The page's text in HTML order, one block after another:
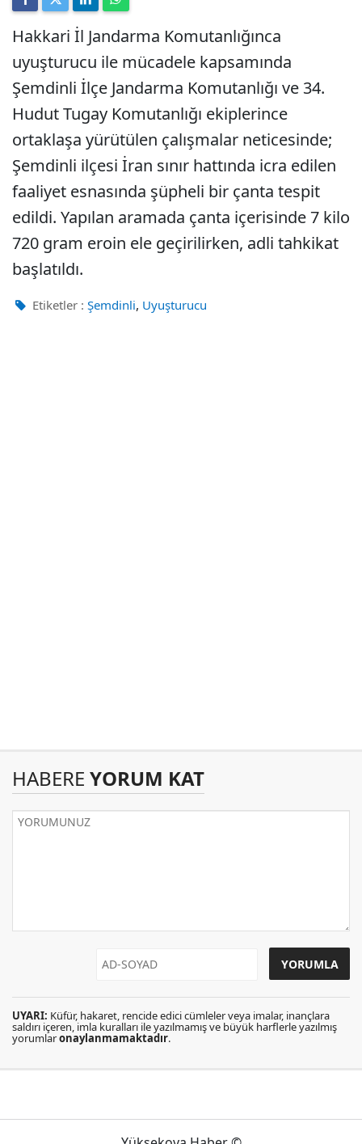
Hakkari İl Jandarma Komutanlığınca
uyuşturucu ile mücadele kapsamında
Şemdinli İlçe Jandarma Komutanlığı ve 34.
Hudut Tugay Komutanlığı ekiplerince
ortaklaşa yürütülen çalışmalar neticesinde;
Şemdinli ilçesi İran sınır hattında icra edilen
faaliyet esnasında şüpheli bir çanta tespit
edildi. Yapılan aramada çanta içerisinde 7 kilo
720 gram eroin ele geçirilirken, adli tahkikat
başlatıldı.
Etiketler : Şemdinli, Uyuşturucu
HABERE YORUM KAT
UYARI: Küfür, hakaret, rencide edici cümleler veya imalar, inançlara
saldırı içeren, imla kuralları ile yazılmamış ve büyük harflerle yazılmış
yorumlaronaylanmamaktadır.